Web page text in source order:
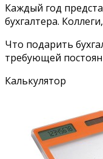
Каждый год
бухгалтера.
Что подарить
требующей
Калькулятор